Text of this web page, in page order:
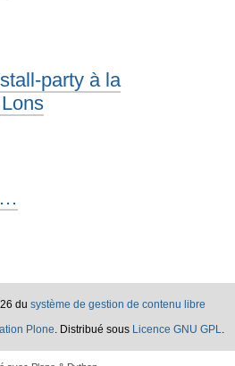
party à la
du système de gestion de contenu libre
Plone. Distribué sous Licence GNU GPL.